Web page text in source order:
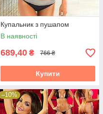
Купальник з пушапом
В наявності
689,40 ₴ 766 ₴
Купити
–10%